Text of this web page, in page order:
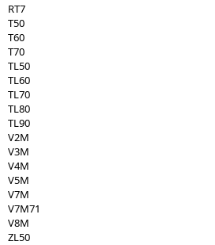
RT7
T50
T60
T70
TL50
TL60
TL70
TL80
TL90
V2M
V3M
V4M
V5M
V7M
V7M71
V8M
ZL50